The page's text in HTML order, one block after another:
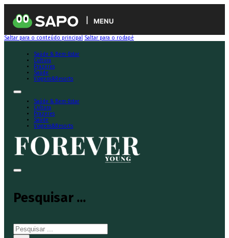
MENU
Saltar para o conteúdo principal Saltar para o rodapé
Saúde & Bem-Estar
Cultura
Prazeres
Saúde
Viagens&Resorts
Saúde & Bem-Estar
Cultura
Prazeres
Saúde
Viagens&Resorts
Pesquisar ...
Pesquisar